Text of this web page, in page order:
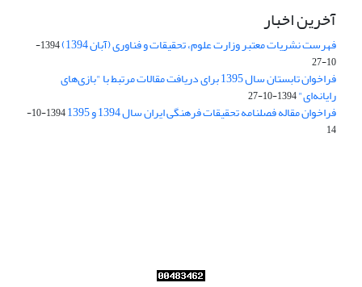
آخرین اخبار
فهرست نشریات معتبر وزارت علوم، تحقیقات و فناوری (آبان 1394)
1394-
10-27
فراخوان تابستان سال 1395 برای دریافت مقالات مرتبط با "بازی‌های
رایانه‌ای"1394-10-27
فراخوان مقاله فصلنامه تحقیقات فرهنگی ایران سال 1394 و 1395
1394-10-
14